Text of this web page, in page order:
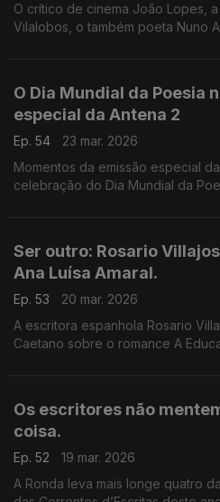
O crítico de cinema João Lopes,
Vilalobos, o também poeta Nuno
O Dia Mundial da Poesia
especial da Antena 2
Ep. 54
23 mar. 2026
Momentos da emissão especial
celebração do Dia Mundial da
Ser outro: Rosario
Ana Luísa Amaral.
Ep. 53
20 mar. 2026
A escritora espanhola Rosario
Caetano sobre o romance A
Os escritores não
coisa.
Ep. 52
19 mar. 2026
A Ronda leva mais longe quatro